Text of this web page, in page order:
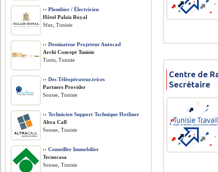
Centre de
Secrétaire
›› Plombier / Électricien
Hôtel Palais Royal
Sfax, Tunisie
›› Dessinateur Projeteur Autocad
Archi Concept Tunisie
Tunis, Tunisie
›› Des Téléopérateur.trices
Partners Provider
Sousse, Tunisie
›› Technicien Support Technique Hotliner
Altra Call
Sousse, Tunisie
›› Conseiller Immobilier
Tecnocasa
Sousse, Tunisie